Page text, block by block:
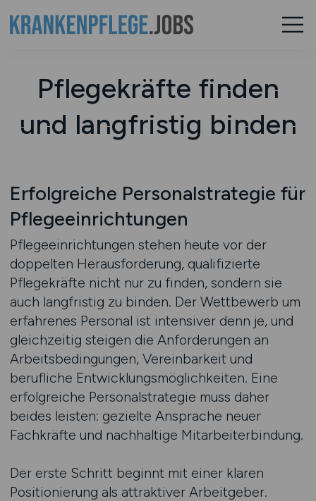
Pflegekräfte finden
und langfristig binden
Erfolgreiche Personalstrategie für
Pflegeeinrichtungen
Pflegeeinrichtungen stehen heute vor der
doppelten Herausforderung, qualifizierte
Pflegekräfte nicht nur zu finden, sondern sie
auch langfristig zu binden. Der Wettbewerb um
erfahrenes Personal ist intensiver denn je, und
gleichzeitig steigen die Anforderungen an
Arbeitsbedingungen, Vereinbarkeit und
berufliche Entwicklungsmöglichkeiten. Eine
erfolgreiche Personalstrategie muss daher
beides leisten: gezielte Ansprache neuer
Fachkräfte und nachhaltige Mitarbeiterbindung.
Der erste Schritt beginnt mit einer klaren
Positionierung als attraktiver Arbeitgeber.